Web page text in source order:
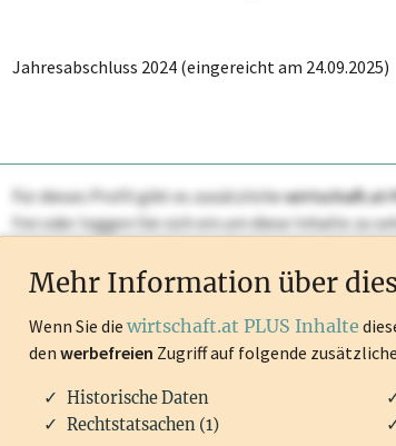
Jahresabschluss 2024 (eingereicht am 24.09.2025)
Für dieses Profil gibt es zusätzlichewirtschaft.at
frei oder loggen Sie sich ein um diese Inhalte zu
Mehr Information über
Wenn Sie die wirtschaft.at PLUS Inhalte
den werbefreien Zugriff auf folgende
Historische Daten
Rechtstatsachen (1)